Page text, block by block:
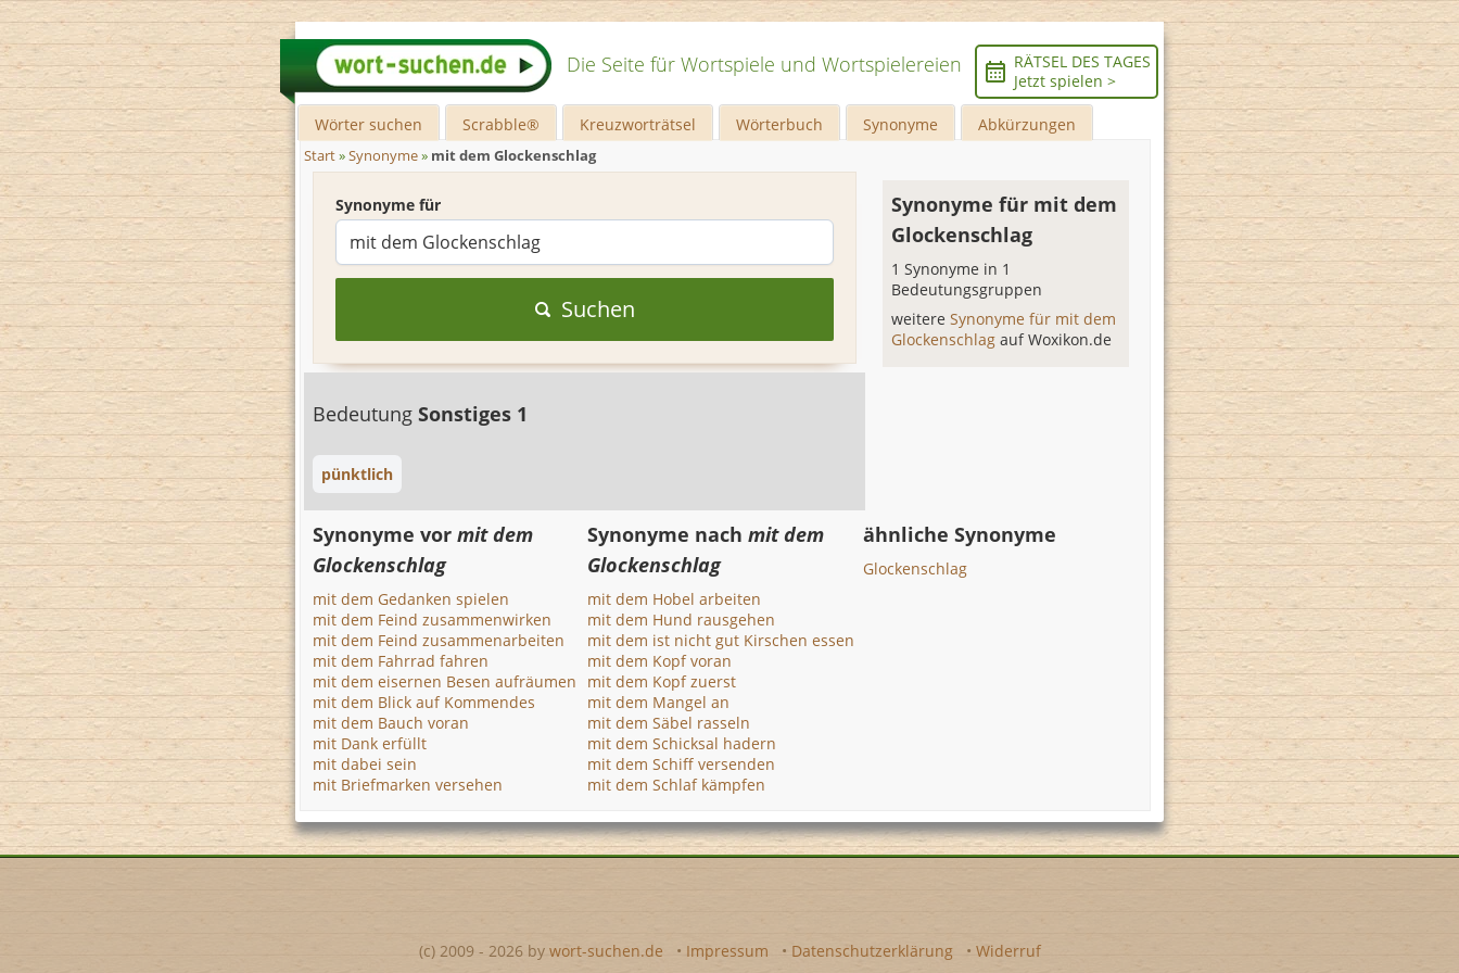
Die Seite für Wortspiele und Wortspielereien
RÄTSEL DES TAGES
Jetzt spielen >
Wörter suchen Scrabble® Kreuzworträtsel Wörterbuch Synonyme Abkürzungen
Start»Synonyme» mit dem Glockenschlag
Synonyme für
Suchen
Bedeutung Sonstiges 1
pünktlich
Synonyme für mit dem
Glockenschlag
1 Synonyme in 1
Bedeutungsgruppen
weitereSynonyme für mit dem
Glockenschlagauf Woxikon.de
Synonyme vor mit dem
Glockenschlag
mit dem Gedanken spielen
mit dem Feind zusammenwirken
mit dem Feind zusammenarbeiten
mit dem Fahrrad fahren
mit dem eisernen Besen aufräumen
mit dem Blick auf Kommendes
mit dem Bauch voran
mit Dank erfüllt
mit dabei sein
mit Briefmarken versehen
Synonyme nachmit dem
Glockenschlag
mit dem Hobel arbeiten
mit dem Hund rausgehen
mit dem ist nicht gut Kirschen essen
mit dem Kopf voran
mit dem Kopf zuerst
mit dem Mangel an
mit dem Säbel rasseln
mit dem Schicksal hadern
mit dem Schiff versenden
mit dem Schlaf kämpfen
ähnliche Synonyme
Glockenschlag
(c) 2009 - 2026 by wort-suchen.de • Impressum • Datenschutzerklärung • Widerruf